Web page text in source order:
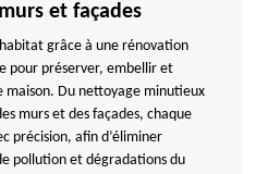
et façades
grâce à une rénovation
pour préserver, embellir et
Du nettoyage minutieux
murs et des façades, chaque
précision, afin d’éliminer
pollution et dégradations du